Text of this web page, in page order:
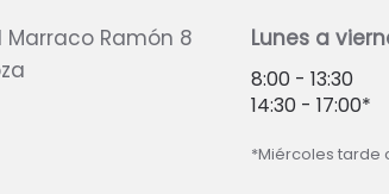
Marraco Ramón 8
Lunes a
8:00 - 13:30
14:30 - 17:00*
*Miércoles tarde